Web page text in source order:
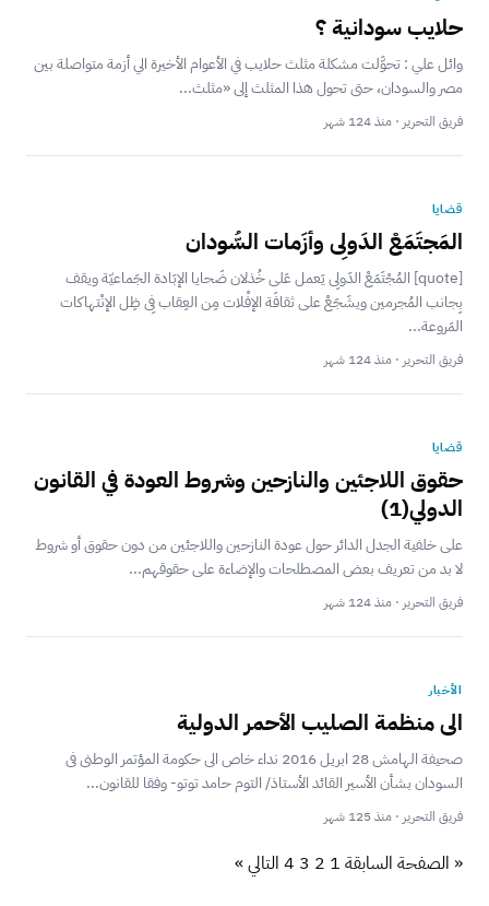
حلايب سودانية ؟
وائل علي : تحوَّلت مشكلة مثلث حلايب في الأعوام الأخيرة الي أزمة متواصلة بين
مصر والسودان، حتى تحول هذا المثلث إلى «مثلث...
فريق التحرير · منذ 124 شهر
قضايا
المَجتَمَعْ الدَولِى وأزَمات السُّودان
[quote] المُجْتَمَعْ الدَولِى يَعمل عَلى خُذلان ضَحايا الإبَادة الجَماعيّة ويقف
بِجانب المُجرمين ويشَجَعْ على ثقافَة الإفْلات مِن العِقاب فِى ظِل الإنْتهاكات
المَروعة...
فريق التحرير · منذ 124 شهر
قضايا
حقوق اللاجئين والنازحين وشروط العودة في القانون
الدولي(1)
على خلفية الجدل الدائر حول عودة النازحين واللاجئين من دون حقوق أو شروط
لا بد من تعريف بعض المصطلحات والإضاءة على حقوقهم...
فريق التحرير · منذ 124 شهر
الأخبار
الى منظمة الصليب الأحمر الدولية
صحيفة الهامش 28 ابريل 2016 نداء خاص الى حكومة المؤتمر الوطنى فى
السودان بشأن الأسير القائد الأستاذ/ التوم حامد توتو- وفقا للقانون...
فريق التحرير · منذ 125 شهر
« الصفحة السابقة 1
2
3
4 التالي »